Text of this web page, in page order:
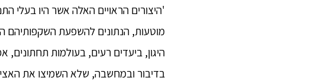
'היצורים הראויים האלה אשר היו בעלי
מוטעות, הנתונים להשפעת השקפותיהם
היגון, ביעדים רעים, בעולמות תחתונים,
בדיבור ובמחשבה, שלא השמיצו את